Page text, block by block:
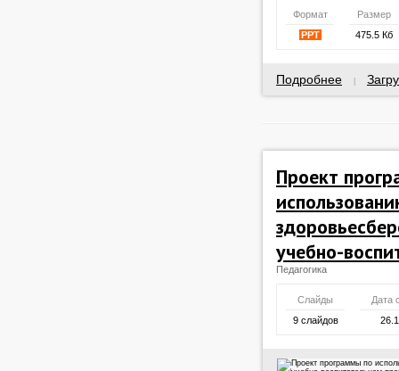
Формат
Размер
PPT
475.5 Кб
Подробнее
Проект
учебно-
Педагогика
Слайды
Дата
9 слайдов